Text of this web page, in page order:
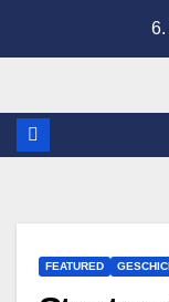
6.
FEATURED